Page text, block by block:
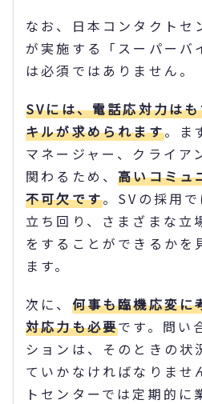
なお、日本コンタクトセ
が実施する「スーパーバ
は必須ではありません。
SVには、電話応対力は
キルが求められます。ま
マネージャー、クライア
関わるため、高いコミュ
不可欠です。SVの採用
立ち回り、さまざまな立
をすることができるかを
ます。
次に、 何事も臨機応変に
対応力も必要です。問い
ションは、そのときの状
ていかなければなりませ
トセンターでは定期的に